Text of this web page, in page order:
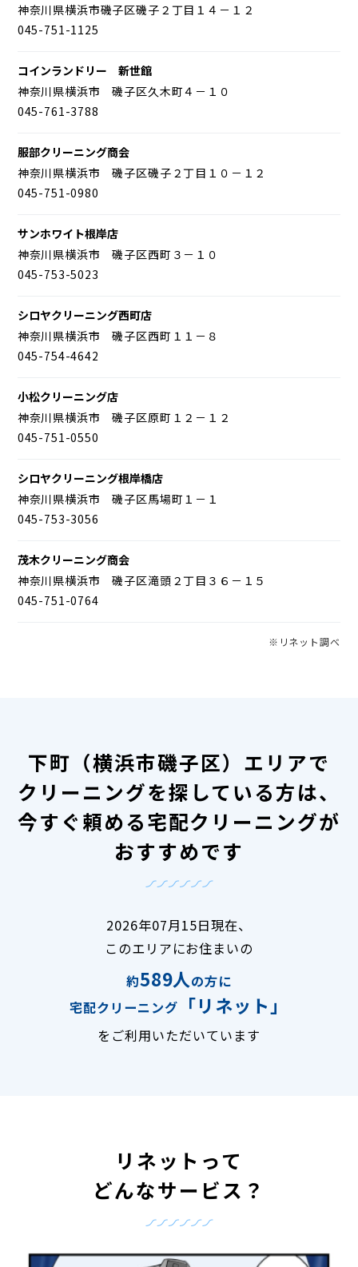
神奈川県横浜市磯子区磯子２丁目１４－１２
045-751-1125
コインランドリー 新世館
神奈川県横浜市 磯子区久木町４－１０
045-761-3788
服部クリーニング商会
神奈川県横浜市 磯子区磯子２丁目１０－１２
045-751-0980
サンホワイト根岸店
神奈川県横浜市 磯子区西町３－１０
045-753-5023
シロヤクリーニング西町店
神奈川県横浜市 磯子区西町１１－８
045-754-4642
小松クリーニング店
神奈川県横浜市 磯子区原町１２－１２
045-751-0550
シロヤクリーニング根岸橋店
神奈川県横浜市 磯子区馬場町１－１
045-753-3056
茂木クリーニング商会
神奈川県横浜市 磯子区滝頭２丁目３６－１５
045-751-0764
※リネット調べ
下町（横浜市磯子区）エリアで
クリーニングを探している方は、
今すぐ頼める宅配クリーニングが
おすすめです
2026年07月15日現在、
このエリアにお住まいの
約589人の方に
宅配クリーニング
「リネット」
をご利用いただいています
リネットって
どんなサービス？